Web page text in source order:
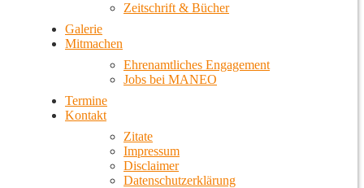
Zeitschrift & Bücher
Galerie
Mitmachen
Ehrenamtliches Engagement
Jobs bei MANEO
Termine
Kontakt
Zitate
Impressum
Disclaimer
Datenschutzerklärung